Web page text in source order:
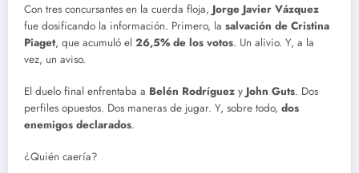
Con tres concursantes en la cuerda floja, Jorge Javier Vázquez
fue dosificando la información. Primero, la salvación de Cristina
Piaget, que acumuló el 26,5% de los votos. Un alivio. Y, a la
vez, un aviso.
El duelo final enfrentaba a Belén Rodríguez y John Guts. Dos
perfiles opuestos. Dos maneras de jugar. Y, sobre todo, dos
enemigos declarados.
¿Quién caería?